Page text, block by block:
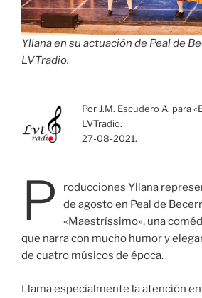
Yllana en su actuación de Peal de
LVTradio.
Por J.M. Escudero A. para
LVTradio.
27-08-2021.
P
roducciones Yllana
de agosto en Peal de
«Maestríssimo», una
que narra con mucho humor y
de cuatro músicos de época.
Llama especialmente la atención